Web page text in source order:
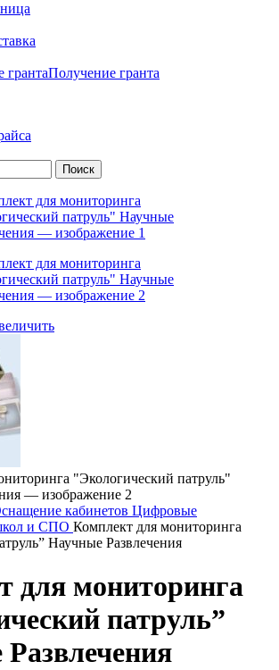
Получение гранта
Поиск
кабинетов Цифровые
и СПО Комплект для мониторинга
Научные Развлечения
для мониторинга
патруль”